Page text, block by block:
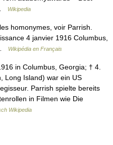
Wikipedia
homonymes, voir Parrish.
4 janvier 1916 Columbus,
Wikipédia en Français
in Columbus, Georgia; † 4.
Long Island) war ein US
Parrish spielte bereits
in Filmen wie Die
Wikipedia